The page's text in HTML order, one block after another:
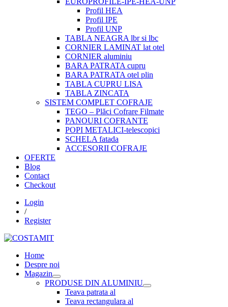
Profil HEA
Profil IPE
Profil UNP
TABLA NEAGRA lbr si lbc
CORNIER LAMINAT lat otel
CORNIER aluminiu
BARA PATRATA cupru
BARA PATRATA otel plin
TABLA CUPRU LISA
TABLA ZINCATA
SISTEM COMPLET COFRAJE
TEGO – Plăci Cofrare Filmate
PANOURI COFRANTE
POPI METALICI-telescopici
SCHELA fatada
ACCESORII COFRAJE
OFERTE
Blog
Contact
Checkout
Login
/
Register
Home
Despre noi
Magazin
PRODUSE DIN ALUMINIU
Teava patrata al
Teava rectangulara al